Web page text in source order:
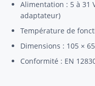
Alimentation : 5 à 31
adaptateur)
Température de
Dimensions : 105 ×
Conformité : EN